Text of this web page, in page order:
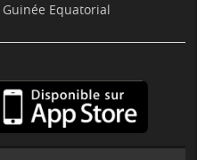
Guinée Equatorial